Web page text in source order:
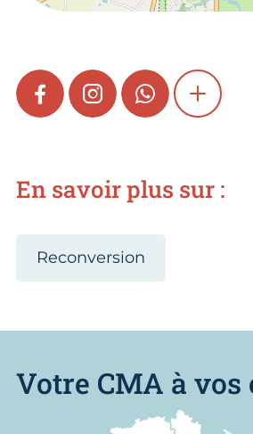
FACEBOOKINSTAGRAMWHATSAPP
SHOW
En savoir plus sur :
Reconversion
Votre CMA à vos